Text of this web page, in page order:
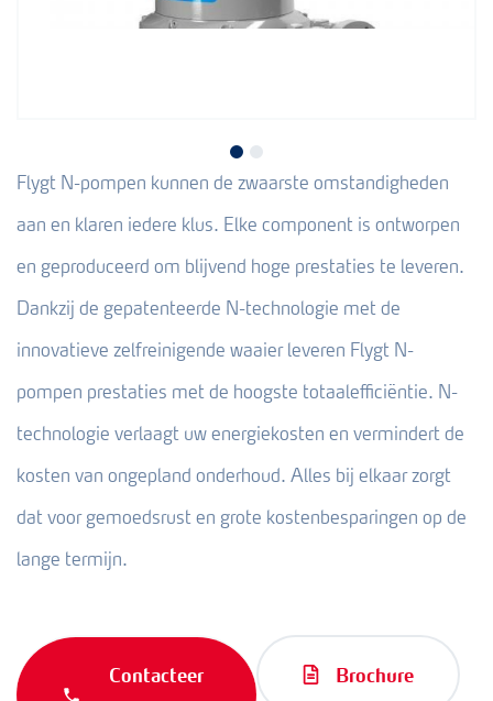
Flygt N-pompen kunnen de zwaarste omstandigheden
aan en klaren iedere klus. Elke component is ontworpen
en geproduceerd om blijvend hoge prestaties te leveren.
Dankzij de gepatenteerde N-technologie met de
innovatieve zelfreinigende waaier leveren Flygt N-
pompen prestaties met de hoogste totaalefficiëntie. N-
technologie verlaagt uw energiekosten en vermindert de
kosten van ongepland onderhoud. Alles bij elkaar zorgt
dat voor gemoedsrust en grote kostenbesparingen op de
lange termijn.
Contacteer
Brochure